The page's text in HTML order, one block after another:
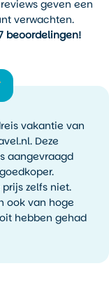
geven een
verwachten.
beoordelingen!
vakantie van
Deze
aangevraagd
zelfs niet.
ook van hoge
hebben gehad